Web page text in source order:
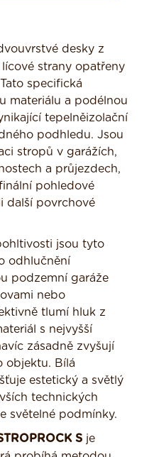
desky z
strany opatřeny
specifická
materiálu a podélnou
tepelněizolační
podhledu. Jsou
stropů v garážích,
a průjezdech,
pohledové
další povrchové
jsou tyto
odhlučnění
podzemní garáže
nebo
tlumí hluk z
s nejvyšší
zásadně zvyšují
objektu. Bílá
estetický a světlý
technických
světelné podmínky.
S je